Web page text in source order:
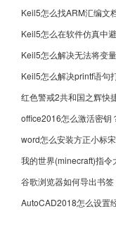
Keil5怎么找ARM汇编文
红色警戒2共和国之辉快
office2016怎么激活密钥
word怎么安装方正小标
我的世界(minecraft)指
谷歌浏览器如何导出书
AutoCAD2018怎么设置